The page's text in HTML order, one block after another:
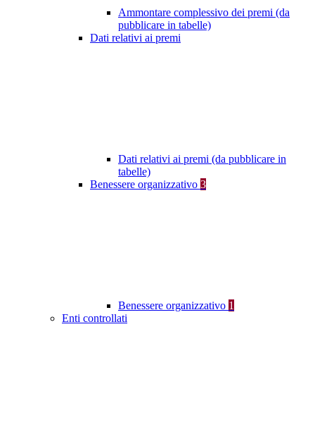
Ammontare complessivo dei premi (da
pubblicare in tabelle)
Dati relativi ai premi
Dati relativi ai premi (da pubblicare in
tabelle)
Benessere organizzativo 3
Benessere organizzativo 1
Enti controllati